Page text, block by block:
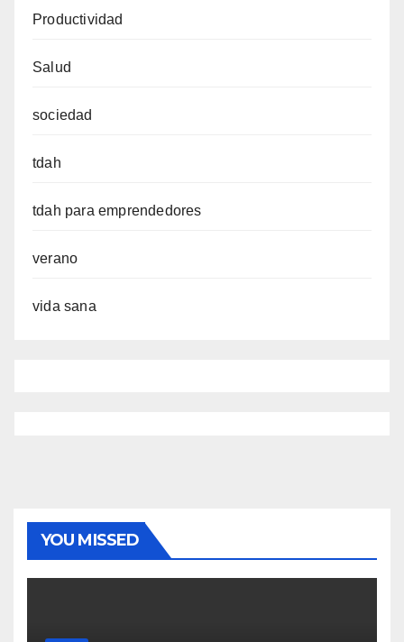
Productividad
Salud
sociedad
tdah
tdah para emprendedores
verano
vida sana
YOU MISSED